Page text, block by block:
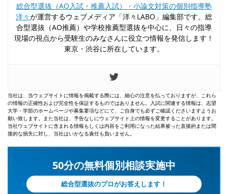
総合型選抜（AO入試・推薦入試）・小論文対策の個別指導塾
洋々が運営するウェブメディア「洋々LABO」編集部です。総
合型選抜（AO推薦）や学校推薦型選抜を中心に、日々の指導
現場の視点から受験生のみなさんに役立つ情報を発信します！
東京・渋谷に所在しています。
当社は、当ウェブサイトに情報を掲載する際には、細心の注意を払っておりますが、これら
の情報の正確性および完全性を保証するものではありません。入試に関連する情報は、志望
大学・学部のホームページや募集要項などにて、ご自身でも必ずご確認くださいますようお
願い致します。また当社は、予告なしにウェブサイト上の情報を変更することがあります。
当社ウェブサイトに含まれる情報もしくは内容をご利用になった結果被った直接的または間
接的な損失に対し、当社はいかなる責任も負いません。
50分の無料個別相談実施中
総合型選抜のプロがお答えします！